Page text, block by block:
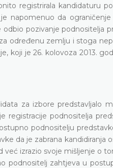
registrirala kandidaturu
napomenuo da ograničenje
pozivanje podnositelja
određenu zemlju i stoga
koji je 26. kolovoza 2013.
za izbore predstavljalo
registracije podnositelja
podnositelju
da je zabrana kandidiranja
izrazio svoje mišljenje o
podnositelj zahtjeva u